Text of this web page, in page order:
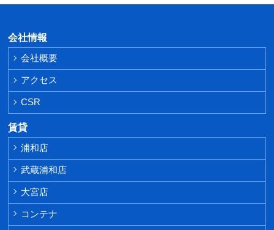
会社情報
会社概要
アクセス
CSR
賃貸
浦和店
武蔵浦和店
大宮店
コンテナ